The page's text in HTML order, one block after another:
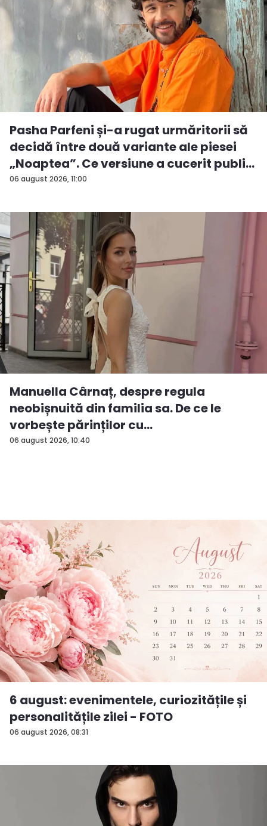
06 august 2026, 11:00
Pasha Parfeni și-a rugat urmăritorii să
decidă între două variante ale piesei
„Noaptea”. Ce versiune a cucerit publi...
06 august 2026, 10:40
Manuella Cârnaț, despre regula
neobișnuită din familia sa. De ce le
vorbește părinților cu
„dumneavoastră...
06 august 2026, 08:31
6 august: evenimentele, curiozitățile și
personalitățile zilei - FOTO